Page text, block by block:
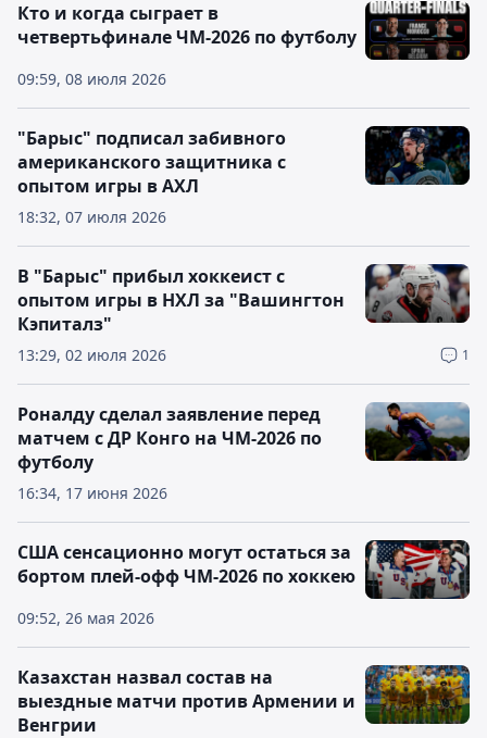
09:59, 08 июля 2026
Кто и когда сыграет в
четвертьфинале ЧМ-2026 по футболу
18:32, 07 июля 2026
"Барыс" подписал забивного
американского защитника с
опытом игры в АХЛ
13:29, 02 июля 2026 1
В "Барыс" прибыл хоккеист с
опытом игры в НХЛ за "Вашингтон
Кэпиталз"
16:34, 17 июня 2026
Роналду сделал заявление перед
матчем с ДР Конго на ЧМ-2026 по
футболу
09:52, 26 мая 2026
США сенсационно могут остаться за
бортом плей-офф ЧМ-2026 по хоккею
Казахстан назвал состав на
выездные матчи против Армении и
Венгрии